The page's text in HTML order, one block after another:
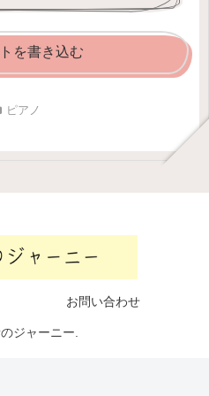
を書き込む
ピアノ
お問い合わせ
ジャーニー.